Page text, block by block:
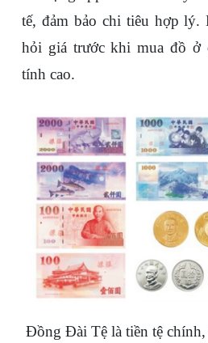
tế, đảm bảo chi tiêu hợp lý.
hỏi giá trước khi mua đồ ở
tính cao.
Đồng Đài Tệ là tiền tệ